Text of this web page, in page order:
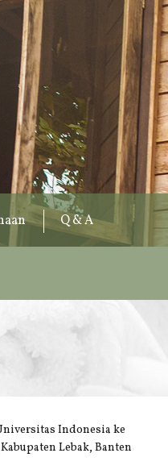
Q & A
Indonesia ke
Lebak, Banten